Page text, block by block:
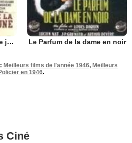
Le Mystère de la chambre jaune Le Parfum de la dame en noir
Meilleurs films de l'année 1946, Meilleurs
en 1946.
Ciné